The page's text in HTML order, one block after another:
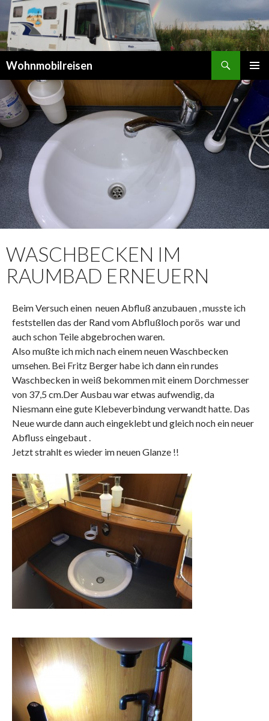
Wohnmobilreisen
MENÜ
ZUM
INHALT
WASCHBECKEN IM
RAUMBAD ERNEUERN
Beim Versuch einen neuen Abfluß anzubauen , musste ich
feststellen das der Rand vom Abflußloch porös war und
auch schon Teile abgebrochen waren.
Also mußte ich mich nach einem neuen Waschbecken
umsehen. Bei Fritz Berger habe ich dann ein rundes
Waschbecken in weiß bekommen mit einem Dorchmesser
von 37,5 cm.Der Ausbau war etwas aufwendig, da
Niesmann eine gute Klebeverbindung verwandt hatte. Das
Neue wurde dann auch eingeklebt und gleich noch ein neuer
Abfluss eingebaut .
Jetzt strahlt es wieder im neuen Glanze !!